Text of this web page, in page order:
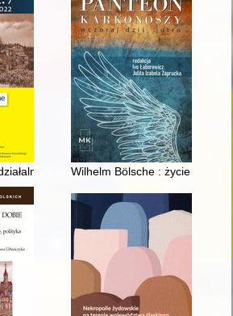
merytorycznej Muzeum
Wilhelm Bölsche : życie i